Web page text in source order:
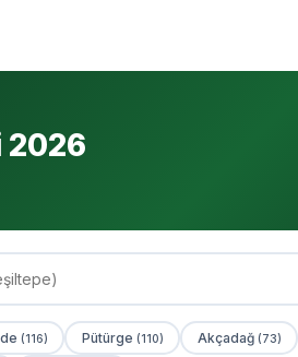
2026
(116) Pütürge (110) Akçadağ (73)